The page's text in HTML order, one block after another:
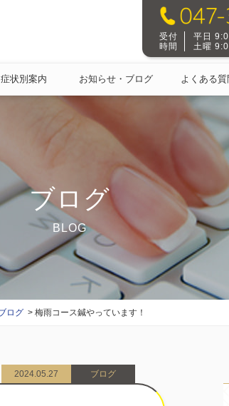
受付
時間
平日
土曜
症状別案内 お知らせ・ブログ よくある質
ブログ
BLOG
ログ 梅雨コース鍼やっています！
2024.05.27 ブログ